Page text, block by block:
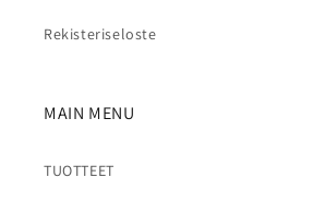
Rekisteriseloste
MAIN MENU
TUOTTEET